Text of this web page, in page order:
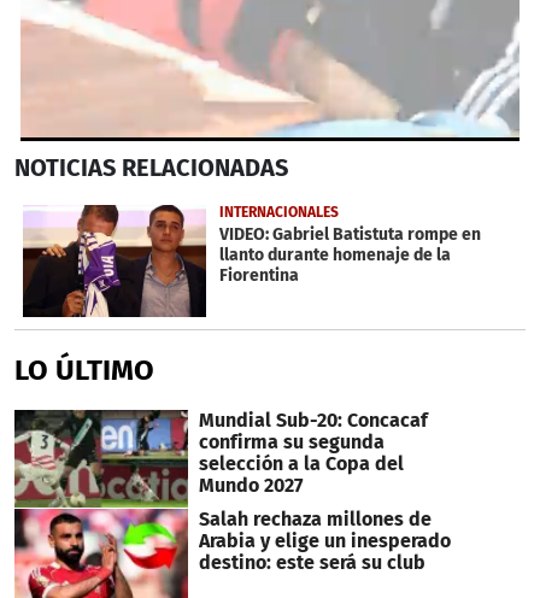
seconds
32
seconds
NOTICIAS RELACIONADAS
INTERNACIONALES
VIDEO: Gabriel Batistuta rompe en
llanto durante homenaje de la
Fiorentina
LO ÚLTIMO
Mundial Sub-20: Concacaf
confirma su segunda
selección a la Copa del
Mundo 2027
Salah rechaza millones de
Arabia y elige un inesperado
destino: este será su club